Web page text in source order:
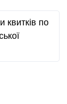
квитків по